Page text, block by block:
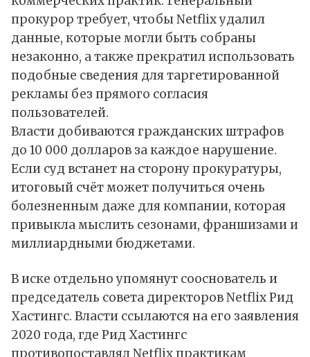
прокурор требует, чтобы Netflix удалил
данные, которые могли быть собраны
незаконно, а также прекратил использовать
подобные сведения для таргетированной
рекламы без прямого согласия
пользователей.
Власти добиваются гражданских штрафов
до 10 000 долларов за каждое нарушение.
Если суд встанет на сторону прокуратуры,
итоговый счёт может получиться очень
болезненным даже для компании, которая
привыкла мыслить сезонами, франшизами и
миллиардными бюджетами.
В иске отдельно упомянут сооснователь и
председатель совета директоров Netflix Рид
Хастингс. Власти ссылаются на его заявления
2020 года, где Рид Хастингс
противопоставлял Netflix практикам